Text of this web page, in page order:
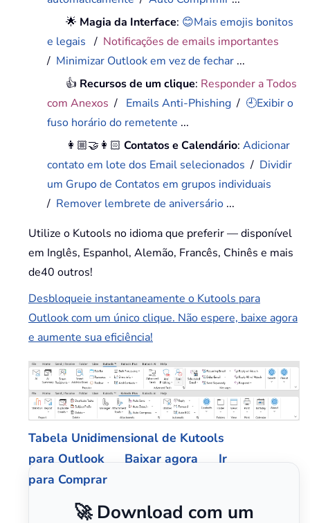
🌟 Magia da Interface: 😊Mais emojis bonitos
e legais / Notificações de emails importantes
/ Minimizar Outlook em vez de fechar ...
👍 Recursos de um clique: Responder a Todos
com Anexos / Emails Anti-Phishing / 🕘Exibir o
fuso horário do remetente ...
👩🏼‍🤝‍👩🏻Contatos e Calendário:Adicionar
contato em lote dos Email selecionados / Dividir
um Grupo de Contatos em grupos individuais
/ Remover lembrete de aniversário ...
Utilize o Kutools no idioma que preferir — disponível
em Inglês, Espanhol, Alemão, Francês, Chinês e mais
de40 outros!
Desbloqueie instantaneamente o Kutools para
Outlook com um único clique. Não espere, baixe agora
e aumente sua eficiência!
Tabela Unidimensional de Kutools
para Outlook
Baixar agora
Ir
para Comprar
🚀 Download com um